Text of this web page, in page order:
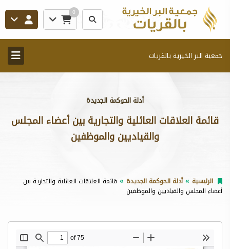
0
جمعية البر الخيرية بالقريات
أدلة الحوكمة الجديدة
قائمة العلاقات العائلية والتجارية بين أعضاء المجلس
والقياديين والموظفين
الرئيسية أدلة الحوكمة الجديدة
قائمة العلاقات العائلية والتجارية بين
أعضاء المجلس والقياديين والموظفين